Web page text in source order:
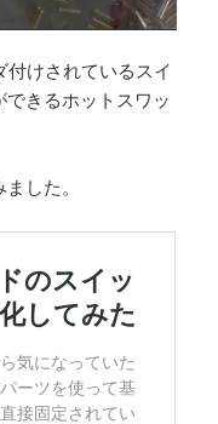
付けされているスイ
きるホットスワッ
した。